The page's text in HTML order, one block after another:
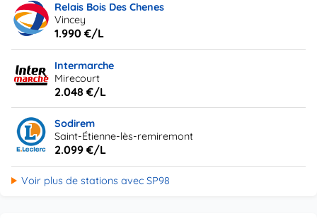
Relais Bois Des Chenes
Vincey
1.990 €/L
Intermarche
Mirecourt
2.048 €/L
Sodirem
Saint-Étienne-lès-remiremont
2.099 €/L
Voir plus de stations avec SP98